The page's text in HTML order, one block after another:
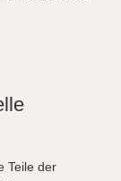
Teile der